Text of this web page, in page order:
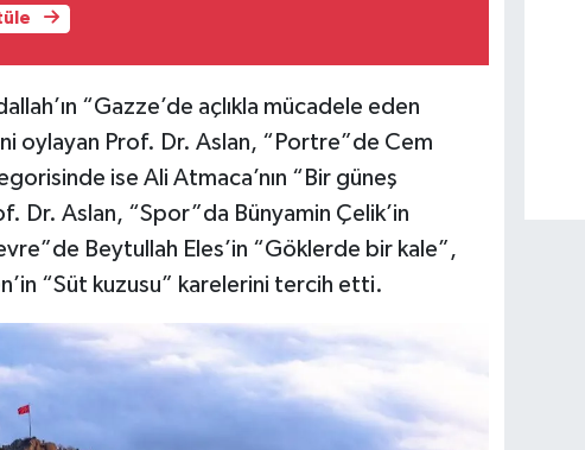
“Gazze’de açlıkla mücadele eden
oylayan Prof. Dr. Aslan, “Portre”de Cem
ise Ali Atmaca’nın “Bir güneş
Aslan, “Spor”da Bünyamin Çelik’in
Beytullah Eles’in “Göklerde bir kale”,
“Süt kuzusu” karelerini tercih etti.